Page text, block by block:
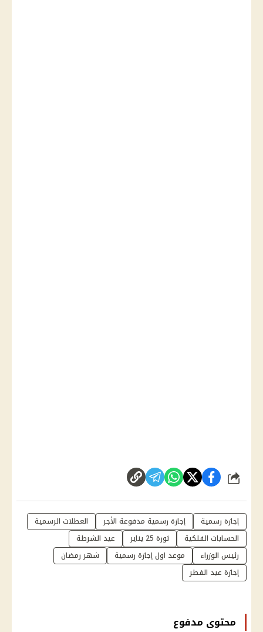
شارك
إجازة رسمية إجازة رسمية مدفوعة الأجر
العطلات الرسمية
الحسابات الفلكية
ثورة 25 يناير
عيد الشرطة
رئيس الوزراء
موعد اول إجازة رسمية
شهر رمضان
إجازة عيد الفطر
محتوى مدفوع